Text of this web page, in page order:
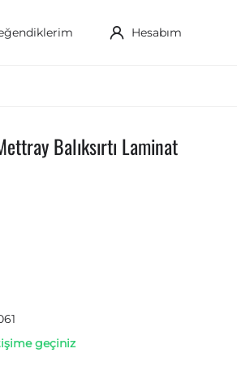
Hesabım
Balıksırtı Laminat
geçiniz